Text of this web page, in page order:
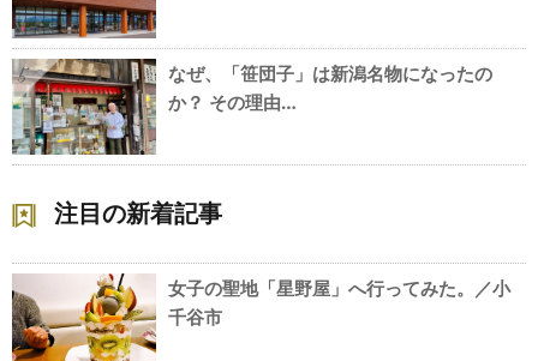
5
なぜ、「笹団子」は新潟名物になったの
か？ その理由…
注目の新着記事
女子の聖地「星野屋」へ行ってみた。／小
千谷市